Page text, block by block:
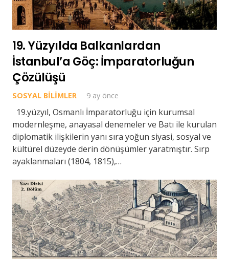
19. Yüzyılda Balkanlardan
İstanbul’a Göç: İmparatorluğun
Çözülüşü
SOSYAL BILIMLER 9 ay önce
19.yüzyıl, Osmanlı İmparatorluğu için kurumsal
modernleşme, anayasal denemeler ve Batı ile kurulan
diplomatik ilişkilerin yanı sıra yoğun siyasi, sosyal ve
kültürel düzeyde derin dönüşümler yaratmıştır. Sırp
ayaklanmaları (1804, 1815),…